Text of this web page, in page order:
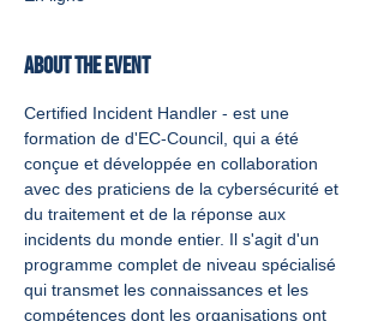
About the event
Certified Incident Handler - est une
formation de d'EC-Council, qui a été
conçue et développée en collaboration
avec des praticiens de la cybersécurité et
du traitement et de la réponse aux
incidents du monde entier. Il s'agit d'un
programme complet de niveau spécialisé
qui transmet les connaissances et les
compétences dont les organisations ont